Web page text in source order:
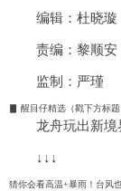
编辑：杜晓璇
责编：黎顺安
监制：严瑾
▊ 醒目仔精选 （戳下方标题
龙舟玩出新境
↓↓↓
猜你会看高温+暴雨！台风